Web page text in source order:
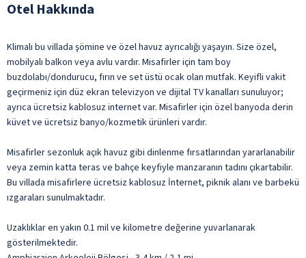
Otel Hakkında
Klimalı bu villada şömine ve özel havuz ayrıcalığı yaşayın. Size özel,
mobilyalı balkon veya avlu vardır. Misafirler için tam boy
buzdolabı/dondurucu, fırın ve set üstü ocak olan mutfak. Keyifli vakit
geçirmeniz için düz ekran televizyon ve dijital TV kanalları sunuluyor;
ayrıca ücretsiz kablosuz internet var. Misafirler için özel banyoda derin
küvet ve ücretsiz banyo/kozmetik ürünleri vardır.
Misafirler sezonluk açık havuz gibi dinlenme fırsatlarından yararlanabilir
veya zemin katta teras ve bahçe keyfiyle manzaranın tadını çıkartabilir.
Bu villada misafirlere ücretsiz kablosuz İnternet, piknik alanı ve barbekü
ızgaraları sunulmaktadır.
Uzaklıklar en yakın 0.1 mil ve kilometre değerine yuvarlanarak
gösterilmektedir.